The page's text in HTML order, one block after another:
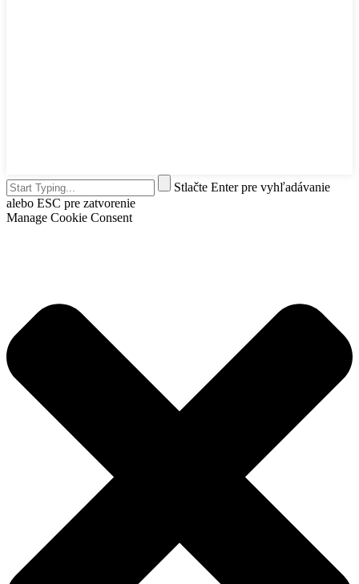
Stlačte Enter pre vyhľadávanie
alebo ESC pre zatvorenie
Manage Cookie Consent